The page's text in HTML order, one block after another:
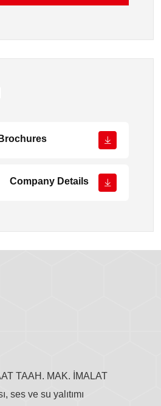
Company Details
TAAH. MAK. İMALAT
ses ve su yalıtımı